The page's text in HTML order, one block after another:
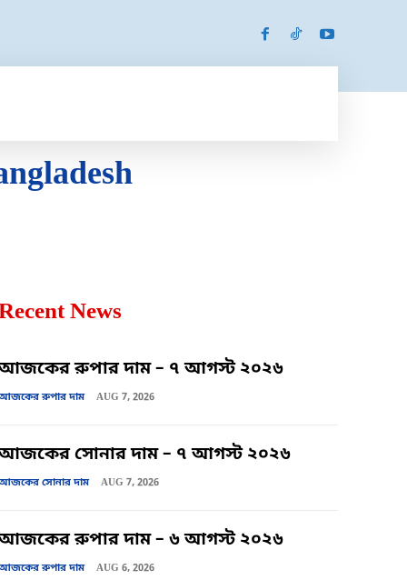
News
রুপার দাম – ৭ আগস্ট ২০২৬
রুপার দাম AUG 7, 2026
সোনার দাম – ৭ আগস্ট ২০২৬
সোনার দাম AUG 7, 2026
রুপার দাম – ৬ আগস্ট ২০২৬
রুপার দাম AUG 6, 2026